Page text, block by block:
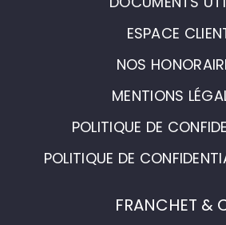
ESPACE
NOS
MENTIONS
POLITIQUE DE
POLITIQUE DE
FRANCHET &